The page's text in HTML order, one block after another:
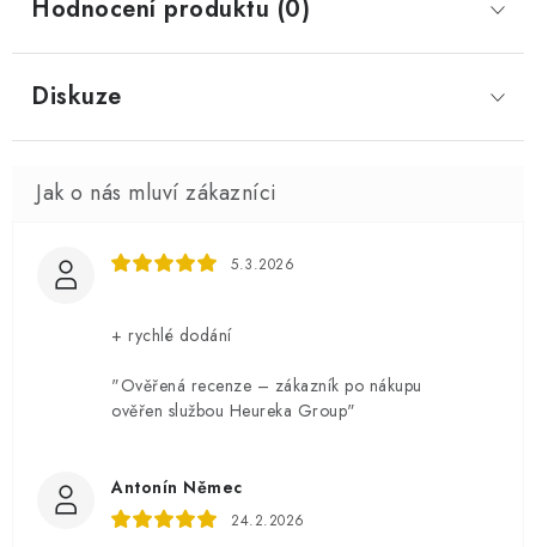
Hodnocení produktu (0)
Diskuze
5.3.2026
+ rychlé dodání
"Ověřená recenze – zákazník po nákupu
ověřen službou Heureka Group"
Antonín Němec
24.2.2026